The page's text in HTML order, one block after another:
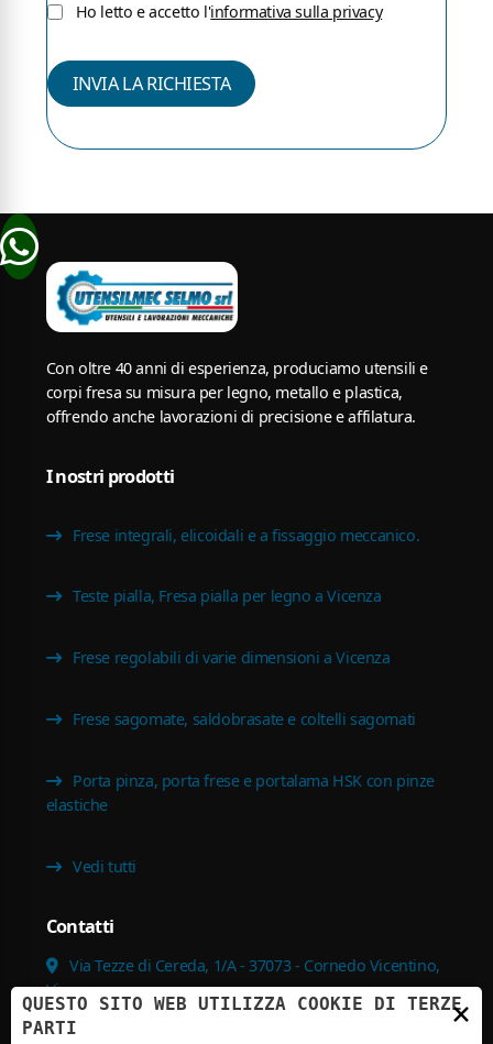
Accetta la privacy
Ho letto e accetto l'informativa sulla privacy
INVIA LA RICHIESTA
Con oltre 40 anni di esperienza, produciamo utensili e
corpi fresa su misura per legno, metallo e plastica,
offrendo anche lavorazioni di precisione e affilatura.
I nostri prodotti
Frese integrali, elicoidali e a fissaggio meccanico.
Teste pialla, Fresa pialla per legno a Vicenza
Frese regolabili di varie dimensioni a Vicenza
Frese sagomate, saldobrasate e coltelli sagomati
Porta pinza, porta frese e portalama HSK con pinze
elastiche
Vedi tutti
Contatti
Via Tezze di Cereda, 1/A - 37073 - Cornedo Vicentino,
Vicenza
×
QUESTO SITO WEB UTILIZZA COOKIE DI TERZE
PARTI